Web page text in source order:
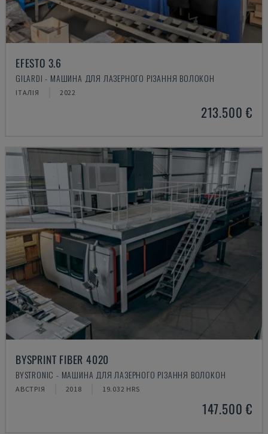
EFESTO 3.6
GILARDI - МАШИНА ДЛЯ ЛАЗЕРНОГО РІЗАННЯ ВОЛОКОН
ІТАЛІЯ 2022
213.500 €
BYSPRINT FIBER 4020
BYSTRONIC - МАШИНА ДЛЯ ЛАЗЕРНОГО РІЗАННЯ ВОЛОКОН
АВСТРІЯ 2018 19.032 HRS
147.500 €